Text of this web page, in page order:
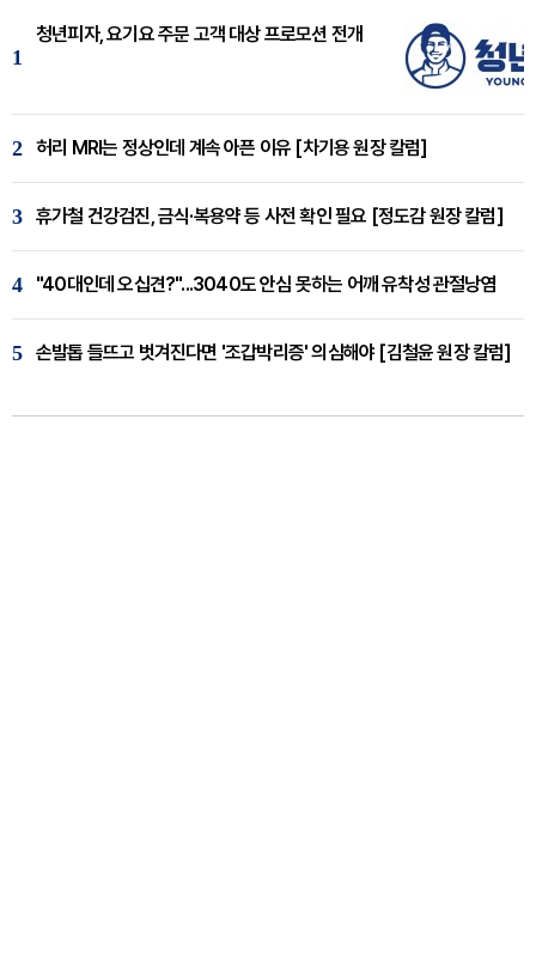
1
청년피자, 요기요 주문 고객 대상 프로모션 전개
2 허리 MRI는 정상인데 계속 아픈 이유 [차기용 원장 칼럼]
3 휴가철 건강검진, 금식·복용약 등 사전 확인 필요 [정도감 원장 칼럼]
4 "40대인데 오십견?"...3040도 안심 못하는 어깨 유착성 관절낭염
5 손발톱 들뜨고 벗겨진다면 '조갑박리증' 의심해야 [김철윤 원장 칼럼]